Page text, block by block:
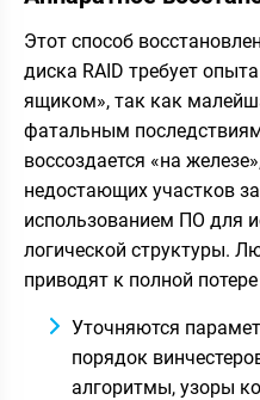
Этот способ
диска RAID требует
ящиком», так как
фатальным
воссоздается «на
недостающих участков
использованием ПО для
логической структуры.
приводят к полной
Уточняются
порядок
алгоритмы, узоры